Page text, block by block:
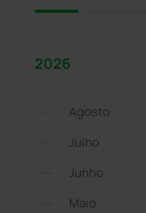
2026
Agosto
Julho
Junho
Maio